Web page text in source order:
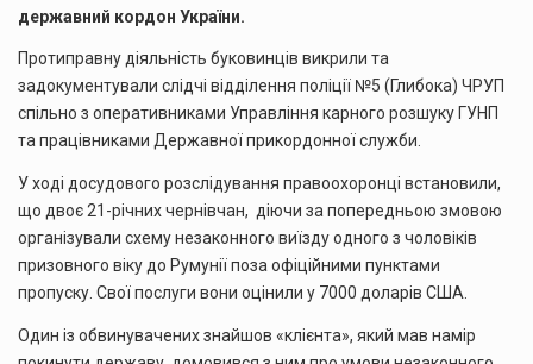
державний кордон України.
Протиправну діяльність буковинців викрили та
задокументували слідчі відділення поліції №5 (Глибока) ЧРУП
спільно з оперативниками Управління карного розшуку ГУНП
та працівниками Державної прикордонної служби.
У ході досудового розслідування правоохоронці встановили,
що двоє 21-річних чернівчан, діючи за попередньою змовою
організували схему незаконного виїзду одного з чоловіків
призовного віку до Румунії поза офіційними пунктами
пропуску. Свої послуги вони оцінили у 7000 доларів США.
Один із обвинувачених знайшов «клієнта», який мав намір